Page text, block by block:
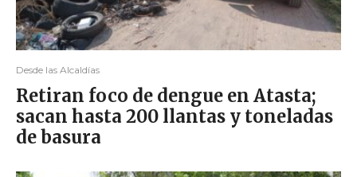
Desde las Alcaldías
Retiran foco de dengue en Atasta;
sacan hasta 200 llantas y toneladas
de basura